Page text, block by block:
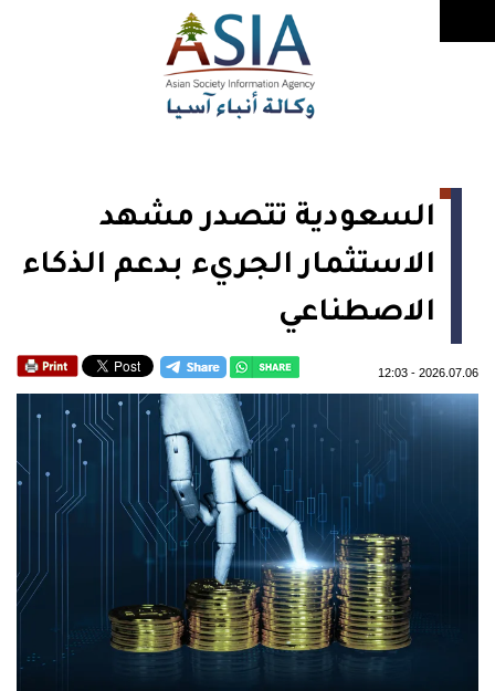
السعودية تتصدر مشهد
الاستثمار الجريء بدعم الذكاء
الاصطناعي
2026.07.06
-
12:03